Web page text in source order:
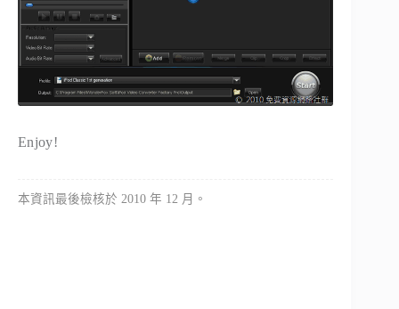
Enjoy!
本資訊最後檢核於 2010 年 12 月。